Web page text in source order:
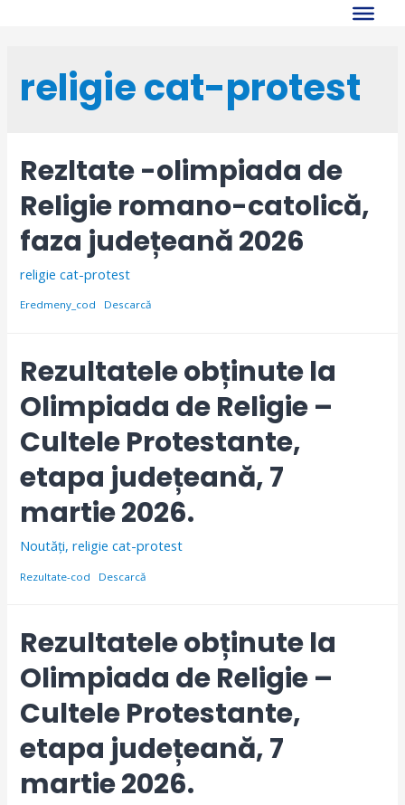
religie cat-protest
Rezltate -olimpiada de
Religie romano-catolică,
faza județeană 2026
religie cat-protest
Eredmeny_cod Descarcă
Rezultatele obținute la
Olimpiada de Religie –
Cultele Protestante,
etapa județeană, 7
martie 2026.
Noutăți,religie cat-protest
Rezultate-cod Descarcă
Rezultatele obținute la
Olimpiada de Religie –
Cultele Protestante,
etapa județeană, 7
martie 2026.